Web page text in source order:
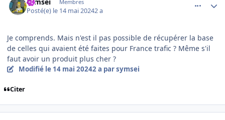
Membres
Posté(e) le 14 mai 20242 a
Je comprends. Mais n'est il pas possible de récupérer la base
de celles qui avaient été faites pour France trafic ? Même s'il
faut avoir un produit plus cher ?
Modifié le 14 mai 20242 a par symsei
Citer